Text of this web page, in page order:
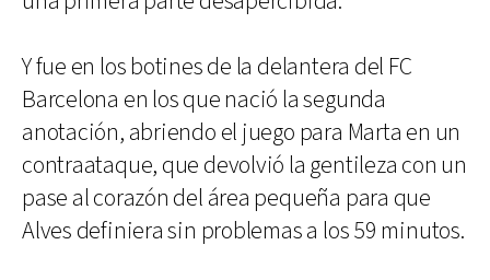
Y fue en los botines de la delantera del FC
Barcelona en los que nació la segunda
anotación, abriendo el juego para Marta en un
contraataque, que devolvió la gentileza con un
pase al corazón del área pequeña para que
Alves definiera sin problemas a los 59 minutos.